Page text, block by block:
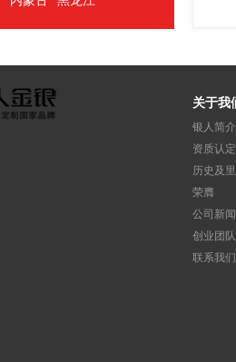
关于我
银人简介
资质认定
历史及
荣膺
公司新
创业团队
联系我们